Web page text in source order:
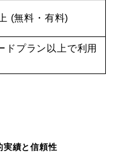
(無料・有料)
ドプラン以上で利用
実績と信頼性